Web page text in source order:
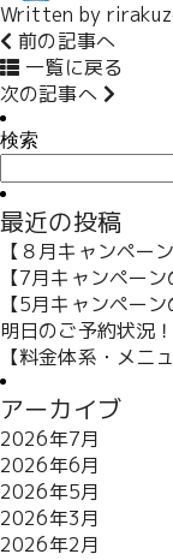
Written by
前の記事へ
一覧に戻る
次の記事へ
検索
最近の投稿
【８月キャンペー
【7月キャンペーン
【5月キャンペーン
明日のご予約状況！
【料金体系・メニ
アーカイブ
2026年7月
2026年6月
2026年5月
2026年3月
2026年2月